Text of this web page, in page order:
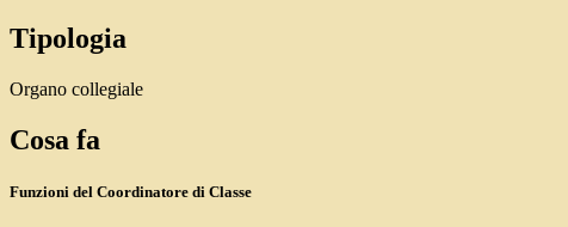
Tipologia
Organo collegiale
Cosa fa
Funzioni del Coordinatore di Classe